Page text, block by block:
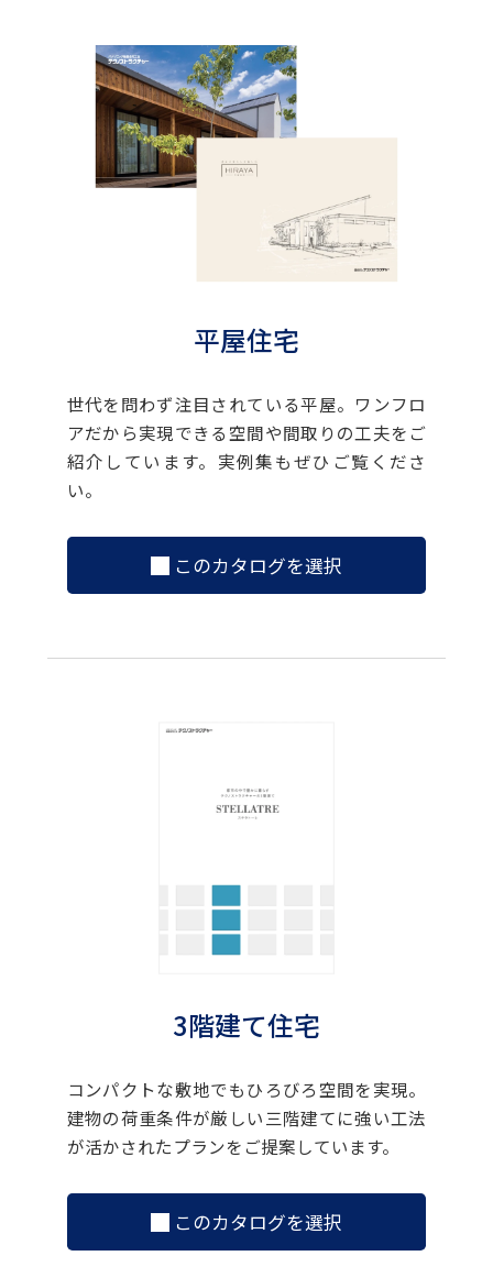
平屋住宅
世代を問わず注目されている平屋。ワンフロ
アだから実現できる空間や間取りの工夫をご
紹介しています。実例集もぜひご覧くださ
い。
このカタログを選択
3階建て住宅
コンパクトな敷地でもひろびろ空間を実現。
建物の荷重条件が厳しい三階建てに強い工法
が活かされたプランをご提案しています。
このカタログを選択